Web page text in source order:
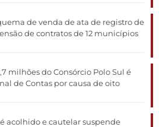
de venda de ata de registro de
de contratos de 12 municípios
milhões do Consórcio Polo Sul é
de Contas por causa de oito
acolhido e cautelar suspende